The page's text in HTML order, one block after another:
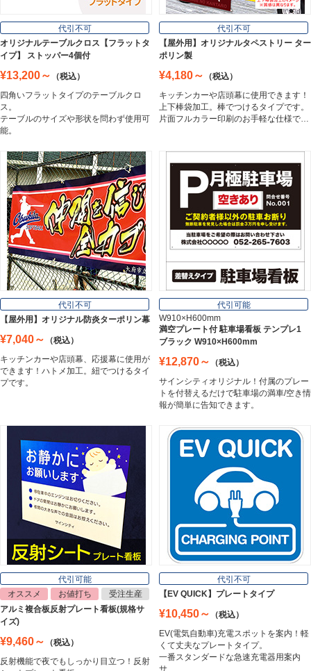
フロアサイン／路面表示
Floor / Road Surface Sign
Aluminum Composite Board
スチレンボード
Styrene Board
板材
Board
フレーム／看板枠
Frame
Magnet Sheet
インクジェットメディア
Inkjet Media
看板照明
Lighting Equipment
トラスコ中山
Trusco Nakayama
代引不可
オリジナルテーブルクロス【フラットタ
イプ】 ストッパー4個付
¥13,200～
（税込）
四角いフラットタイプのテーブルクロ
ス。
テーブルのサイズや形状を問わず使用可
能。
代引不可
【屋外用】オリジナルタペストリー ター
ポリン製
¥4,180～
（税込）
キッチンカーや店頭幕に使用できます！
上下棒袋加工。棒でつけるタイプです。
片面フルカラー印刷のお手軽な仕様で…
代引不可
【屋外用】オリジナル防炎ターポリン幕
¥7,040～
（税込）
キッチンカーや店頭幕、応援幕に使用が
できます！ハトメ加工。紐でつけるタイ
プです。
代引可能
W910×H600mm
満空プレート付 駐車場看板 テンプレ1
ブラック W910×H600mm
¥12,870～
（税込）
サインシティオリジナル！付属のプレー
トを付替えるだけで駐車場の満車/空き情
報が簡単に告知できます。
代引可能
オススメ
お値打ち
受注生産
アルミ複合板反射プレート看板(規格サ
イズ)
¥9,460～
（税込）
反射機能で夜でもしっかり目立つ！反射
代引不可
【EV QUICK】プレートタイプ
¥10,450～
（税込）
EV(電気自動車)充電スポットを案内！軽
くて丈夫なプレートタイプ。
一番スタンダードな急速充電器用案内
サ…